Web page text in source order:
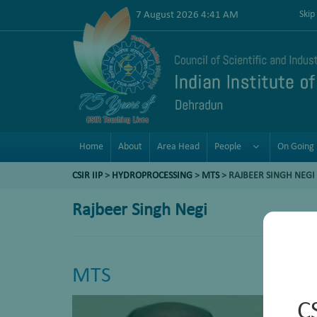
7 August 2026 4:41 AM
Home About Area Head People On Going
CSIR IIP > HYDROPROCESSING > MTS> RAJBEER SINGH NEGI
Rajbeer Singh Negi
MTS